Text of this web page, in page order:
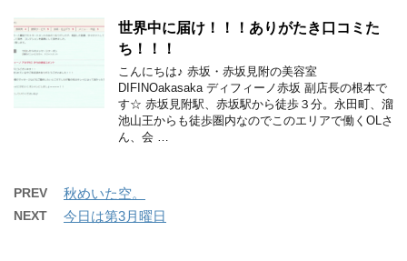
世界中に届け！！！ありがたき口コミた
ち！！！
こんにちは♪ 赤坂・赤坂見附の美容室
DIFINOakasaka ディフィーノ赤坂 副店長の根本で
す☆ 赤坂見附駅、赤坂駅から徒歩３分。永田町、溜
池山王からも徒歩圏内なのでこのエリアで働くOLさ
ん、会 …
PREV 秋めいた空。
NEXT 今日は第3月曜日